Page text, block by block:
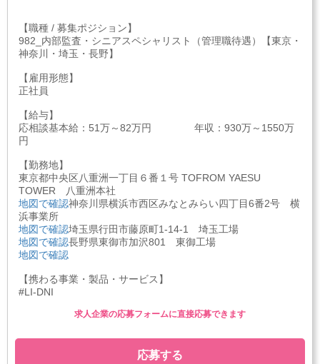
【職種 / 募集ポジション】
982_内部監査・シニアスペシャリスト（管理職待遇）【東京・
神奈川・埼玉・長野】
【雇用形態】
正社員
【給与】
応相談基本給：51万～82万円 年収：930万～1550万
円
【勤務地】
東京都中央区八重洲一丁目６番１号 TOFROM YAESU
TOWER 八重洲本社
地図で確認神奈川県横浜市西区みなとみらい四丁目6番2号 横
浜事業所
地図で確認埼玉県行田市藤原町1-14-1 埼玉工場
地図で確認長野県東御市加沢801 東御工場
地図で確認
【携わる事業・製品・サービス】
#LI-DNI
応募する
求人企業の応募フォームに直接応募できます